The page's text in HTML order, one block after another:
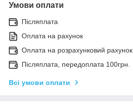
Умови оплати
Післяплата
Оплата на рахунок
Оплата на розрахунковий рахунок
Післяплата, передоплата 100грн.
Всі умови оплати